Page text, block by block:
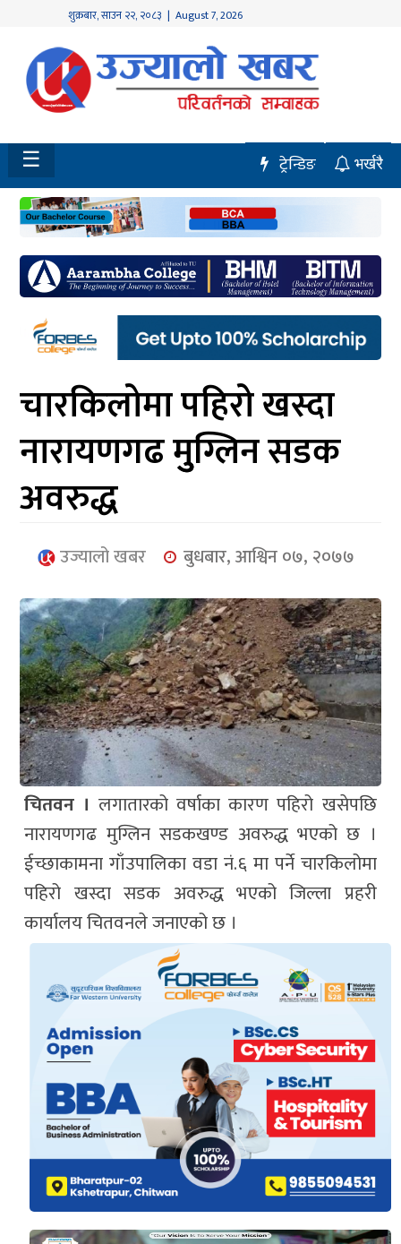
शुक्रबार,साउन २२, २०८३ | August 7, 2026
होमपेज
नवलपुर
विशेष
मध्य
नेपाल
चितवन
सेरोफेरो
समाचार
आर्थिक
मनोरञ्जन
खेलकुद
प्रबास
युनिकोड
☰ भर्खरै
ट्रेन्डिङ
चारकिलोमा पहिरो खस्दा
नारायणगढ मुुग्लिन सडक
अवरुद्ध
उज्यालो खबर बुधबार, आश्विन ०७, २०७७
चितवन । लगातारको वर्षाका कारण पहिरो खसेपछि
नारायणगढ मुग्लिन सडकखण्ड अवरुद्ध भएको छ ।
ईच्छाकामना गाँउपालिका वडा नं.६ मा पर्ने चारकिलोमा
पहिरो खस्दा सडक अवरुद्ध भएको जिल्ला प्रहरी
कार्यालय चितवनले जनाएको छ ।